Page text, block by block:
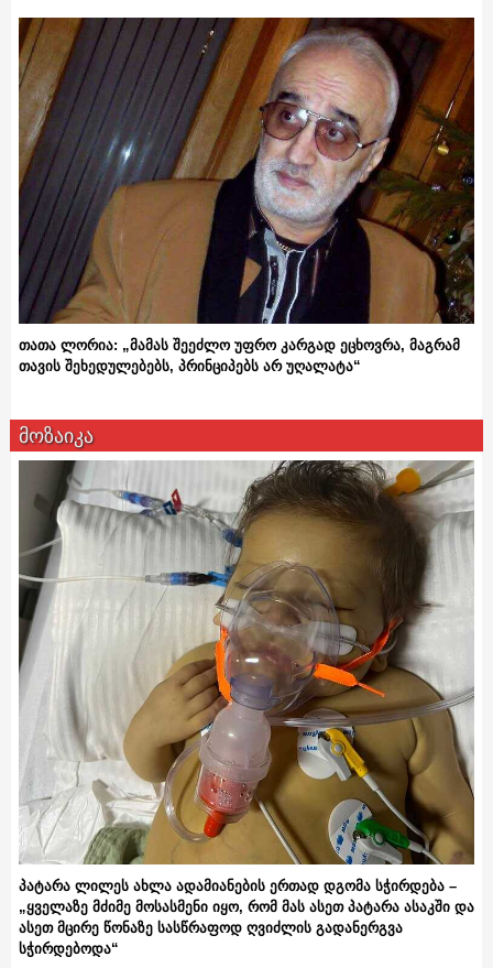
თათა ლორია: „მამას შეეძლო უფრო კარგად ეცხოვრა, მაგრამ
თავის შეხედულებებს, პრინციპებს არ უღალატა“
მოზაიკა
პატარა ლილეს ახლა ადამიანების ერთად დგომა სჭირდება –
„ყველაზე მძიმე მოსასმენი იყო, რომ მას ასეთ პატარა ასაკში და
ასეთ მცირე წონაზე სასწრაფოდ ღვიძლის გადანერგვა
სჭირდებოდა“